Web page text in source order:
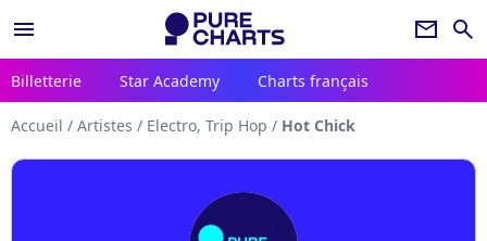
menu newsletter search
Billetterie Star Academy Charts français
Accueil / Artistes / Electro, Trip Hop / Hot Chick